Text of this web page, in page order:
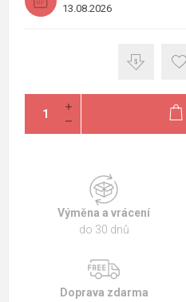
13.08.2026
Výměna a vrácení
do 30 dnů
Doprava zdarma